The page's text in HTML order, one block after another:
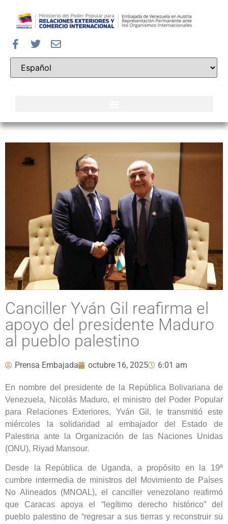
Canciller Yván Gil reafirma el
apoyo del presidente Maduro
al pueblo palestino
Prensa Embajada octubre 16, 2025 6:01 am
En nombre del presidente de la República Bolivariana de
Venezuela, Nicolás Maduro, el ministro del Poder Popular
para Relaciones Exteriores, Yván Gil, le transmitió este
miércoles la solidaridad al embajador del Estado de
Palestina ante la Organización de las Naciones Unidas
(ONU), Riyad Mansour.
Desde la República de Uganda, a propósito en la 19ª
cumbre intermedia de ministros del Movimiento de Países
No Alineados (MNOAL), el canciller venezolano reafirmó
que Caracas apoya el “legítimo derecho histórico” del
pueblo palestino de “regresar a sus tierras y reconstruir su